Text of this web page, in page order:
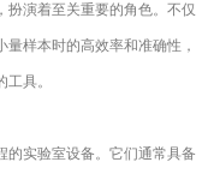
扮演着至关重要的角色。不仅
样本时的高效率和准确性，
具。
实验室设备。它们通常具备